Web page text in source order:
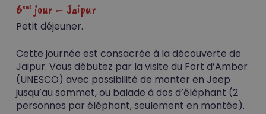
6emejour – Jaipur
Petit déjeuner.
Cette journée est consacrée à la découverte de
Jaipur. Vous débutez par la visite du Fort d’Amber
(UNESCO) avec possibilité de monter en Jeep
jusqu’au sommet, ou balade à dos d’éléphant (2
personnes par éléphant, seulement en montée).